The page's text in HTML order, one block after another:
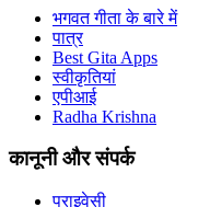
भगवत गीता के बारे में
पात्र
Best Gita Apps
स्वीकृतियां
एपीआई
Radha Krishna
कानूनी और संपर्क
प्राइवेसी